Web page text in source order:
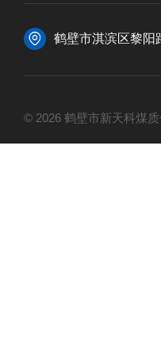
鹤壁市淇滨区黎阳
© 2026 鹤壁市新天科煤